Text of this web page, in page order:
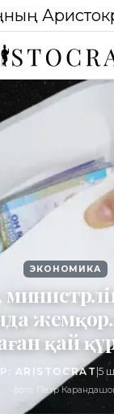
ЭКОНОМИКА
қай
ARISTOCRAT |5
фото: Петр